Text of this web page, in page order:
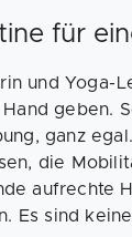
für
und Yoga-
geben.
ganz
die
aufrechte
Es sind